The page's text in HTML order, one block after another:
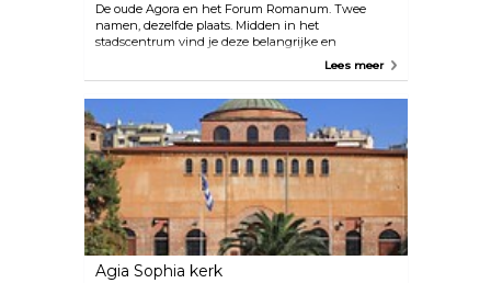
De oude Agora en het Forum Romanum. Twee
namen, dezelfde plaats. Midden in het
stadscentrum vind je deze belangrijke en
fascinerende archeologische vindplaats, die ooit het
Romeinse hart van de oude stad was. Het werd voor
na Christus en werd in de jaren 60 per ongeluk
opgegraven. Neem een kop koffie in één van de
vele cafés in de buurt en geniet van het uitzicht.
Lees meer
Agia Sophia kerk